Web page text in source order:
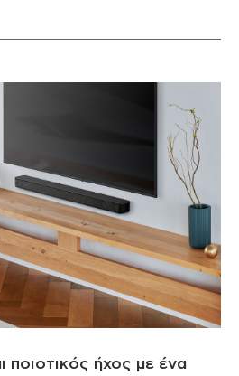
ποιοτικός ήχος με ένα